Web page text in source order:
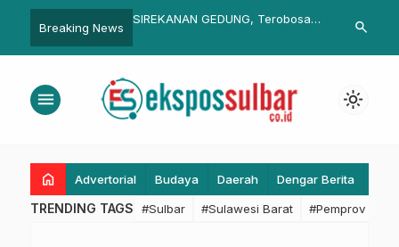
Breaking News
GEDUNG, Terobosan
Sulbar yang Sejalan
Regulasi Nasional
Samsung Perkenalkan Galaxy M
Jaringan 5G
Usai
search
menu light_mode
home Advertorial Budaya Daerah Dengar Berita
TRENDING TAGS #Sulbar #Sulawesi Barat #Pemprov